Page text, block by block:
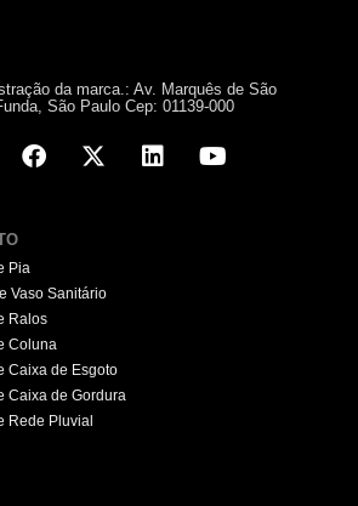
da marca.: Av. Marquês de São
São Paulo Cep: 01139-000
Pia
Vaso Sanitário
Ralos
Coluna
Caixa de Esgoto
Caixa de Gordura
Rede Pluvial